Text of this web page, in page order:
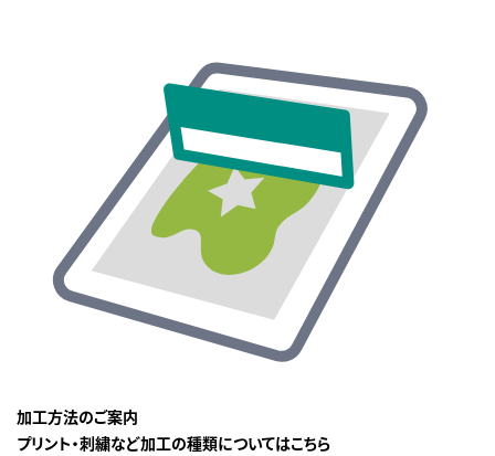
加工方法のご案内
プリント・刺繍など加工の種類についてはこちら